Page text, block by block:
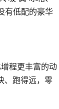
有低配的豪华
程更丰富的动
、跑得远，零